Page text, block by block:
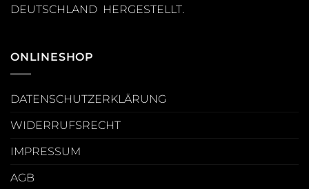
DEUTSCHLAND HERGESTELLT.
ONLINESHOP
DATENSCHUTZERKLÄRUNG
WIDERRUFSRECHT
IMPRESSUM
AGB